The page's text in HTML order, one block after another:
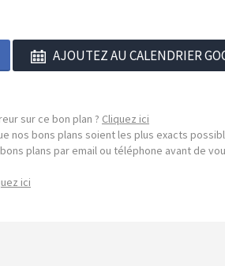
AJOUTEZ AU CALENDRIER
sur ce bon plan ? Cliquez ici
nos bons plans soient les plus exacts
plans par email ou téléphone avant de
ici